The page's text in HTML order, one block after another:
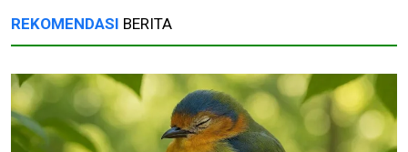
REKOMENDASI BERITA